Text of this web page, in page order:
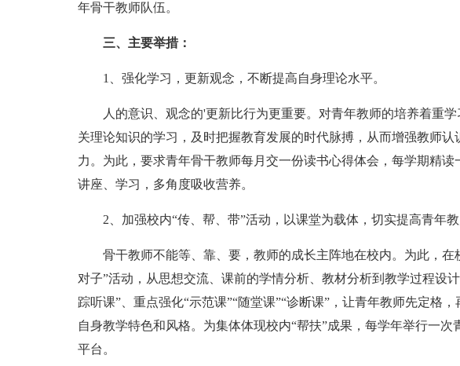
年骨干教师队伍。
三、主要举措：
1、强化学习，更新观念，不断提高自身理论水平。
人的意识、观念的'更新比行为更重要。对青年教师的培养着重学
关理论知识的学习，及时把握教育发展的时代脉搏，从而增强教师
力。为此，要求青年骨干教师每月交一份读书心得体会，每学期精
讲座、学习，多角度吸收营养。
2、加强校内“传、帮、带”活动，以课堂为载体，切实提高青年教
骨干教师不能等、靠、要，教师的成长主阵地在校内。为此，在
对子”活动，从思想交流、课前的学情分析、教材分析到教学过程设
踪听课”、重点强化“示范课”“随堂课”“诊断课”，让青年教师先定格
自身教学特色和风格。为集体体现校内“帮扶”成果，每学年举行一
平台。